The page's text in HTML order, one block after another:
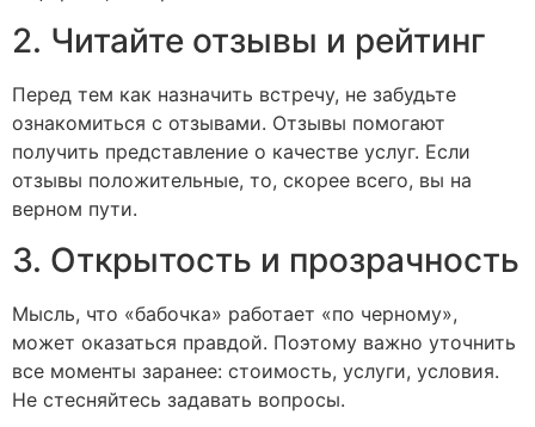
2. Читайте отзывы и рейтинг
Перед тем как назначить встречу, не забудьте
ознакомиться с отзывами. Отзывы помогают
получить представление о качестве услуг. Если
отзывы положительные, то, скорее всего, вы на
верном пути.
3. Открытость и прозрачность
Мысль, что «бабочка» работает «по черному»,
может оказаться правдой. Поэтому важно уточнить
все моменты заранее: стоимость, услуги, условия.
Не стесняйтесь задавать вопросы.